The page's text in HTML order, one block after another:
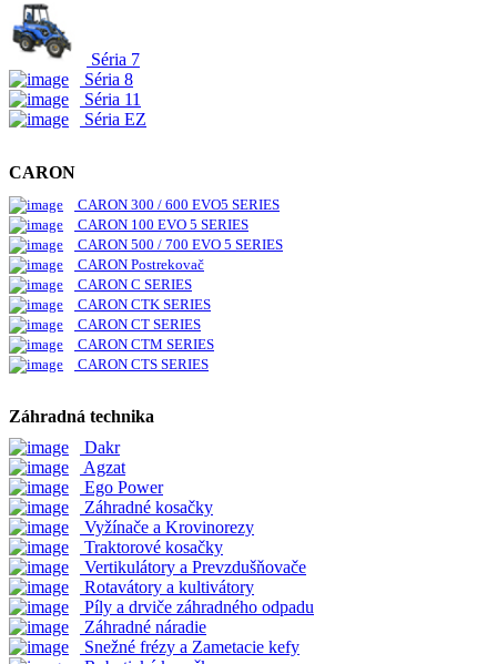
Séria 7
Séria 8
Séria 11
Séria EZ
CARON
CARON 300 / 600 EVO5 SERIES
CARON 100 EVO 5 SERIES
CARON 500 / 700 EVO 5 SERIES
CARON Postrekovač
CARON C SERIES
CARON CTK SERIES
CARON CT SERIES
CARON CTM SERIES
CARON CTS SERIES
Záhradná technika
Dakr
Agzat
Ego Power
Záhradné kosačky
Vyžínače a Krovinorezy
Traktorové kosačky
Vertikulátory a Prevzdušňovače
Rotavátory a kultivátory
Píly a drviče záhradného odpadu
Záhradné náradie
Snežné frézy a Zametacie kefy